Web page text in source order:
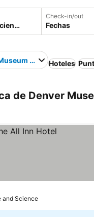
Check-in/out
Fechas
of Nature and
Hoteles
de Denver
and Science